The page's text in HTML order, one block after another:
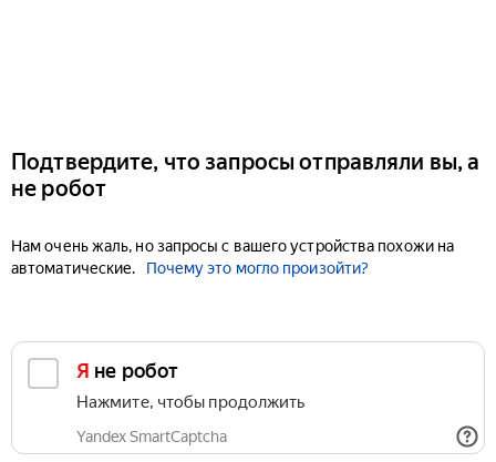
Подтвердите, что запросы отправляли вы, а
не робот
Нам очень жаль, но запросы с вашего устройства похожи на
автоматические.
Почему это могло произойти?
Я не робот
Нажмите, чтобы продолжить
Yandex SmartCaptcha